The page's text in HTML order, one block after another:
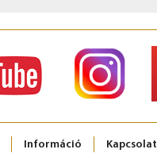
Információ Kapcsolat